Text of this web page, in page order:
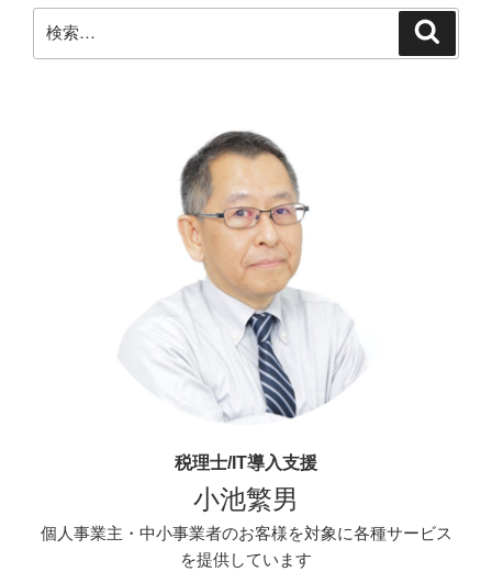
索:
税理士/IT導入支援
小池繁男
個人事業主・中小事業者のお客様を対象に各種サービス
を提供しています